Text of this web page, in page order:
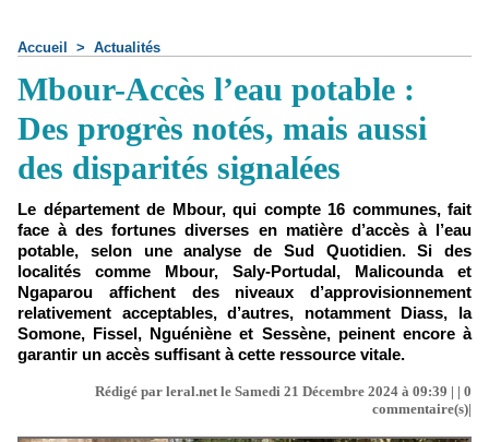
Accueil > Actualités
Mbour-Accès l’eau potable :
Des progrès notés, mais aussi
des disparités signalées
Le département de Mbour, qui compte 16 communes, fait
face à des fortunes diverses en matière d’accès à l’eau
potable, selon une analyse de Sud Quotidien. Si des
localités comme Mbour, Saly-Portudal, Malicounda et
Ngaparou affichent des niveaux d’approvisionnement
relativement acceptables, d’autres, notamment Diass, la
Somone, Fissel, Nguéniène et Sessène, peinent encore à
garantir un accès suffisant à cette ressource vitale.
Rédigé par leral.net le Samedi 21 Décembre 2024 à 09:39 | | 0
commentaire(s)|